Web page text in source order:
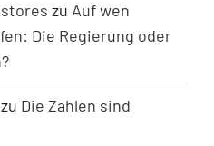
zu Auf wen
Die Regierung oder
zu Die Zahlen sind